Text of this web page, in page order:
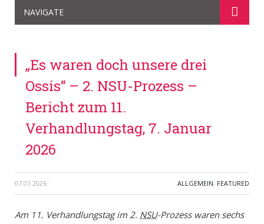
NAVIGATE
„Es waren doch unsere drei
Ossis“ – 2. NSU-Prozess –
Bericht zum 11.
Verhandlungstag, 7. Januar
2026
07.01.2026 · ALLGEMEIN, FEATURED
Am 11. Verhandlungstag im 2. NSU-Prozess waren sechs